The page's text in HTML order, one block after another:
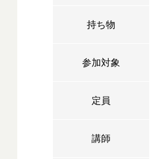
持ち物
参加対象
定員
講師